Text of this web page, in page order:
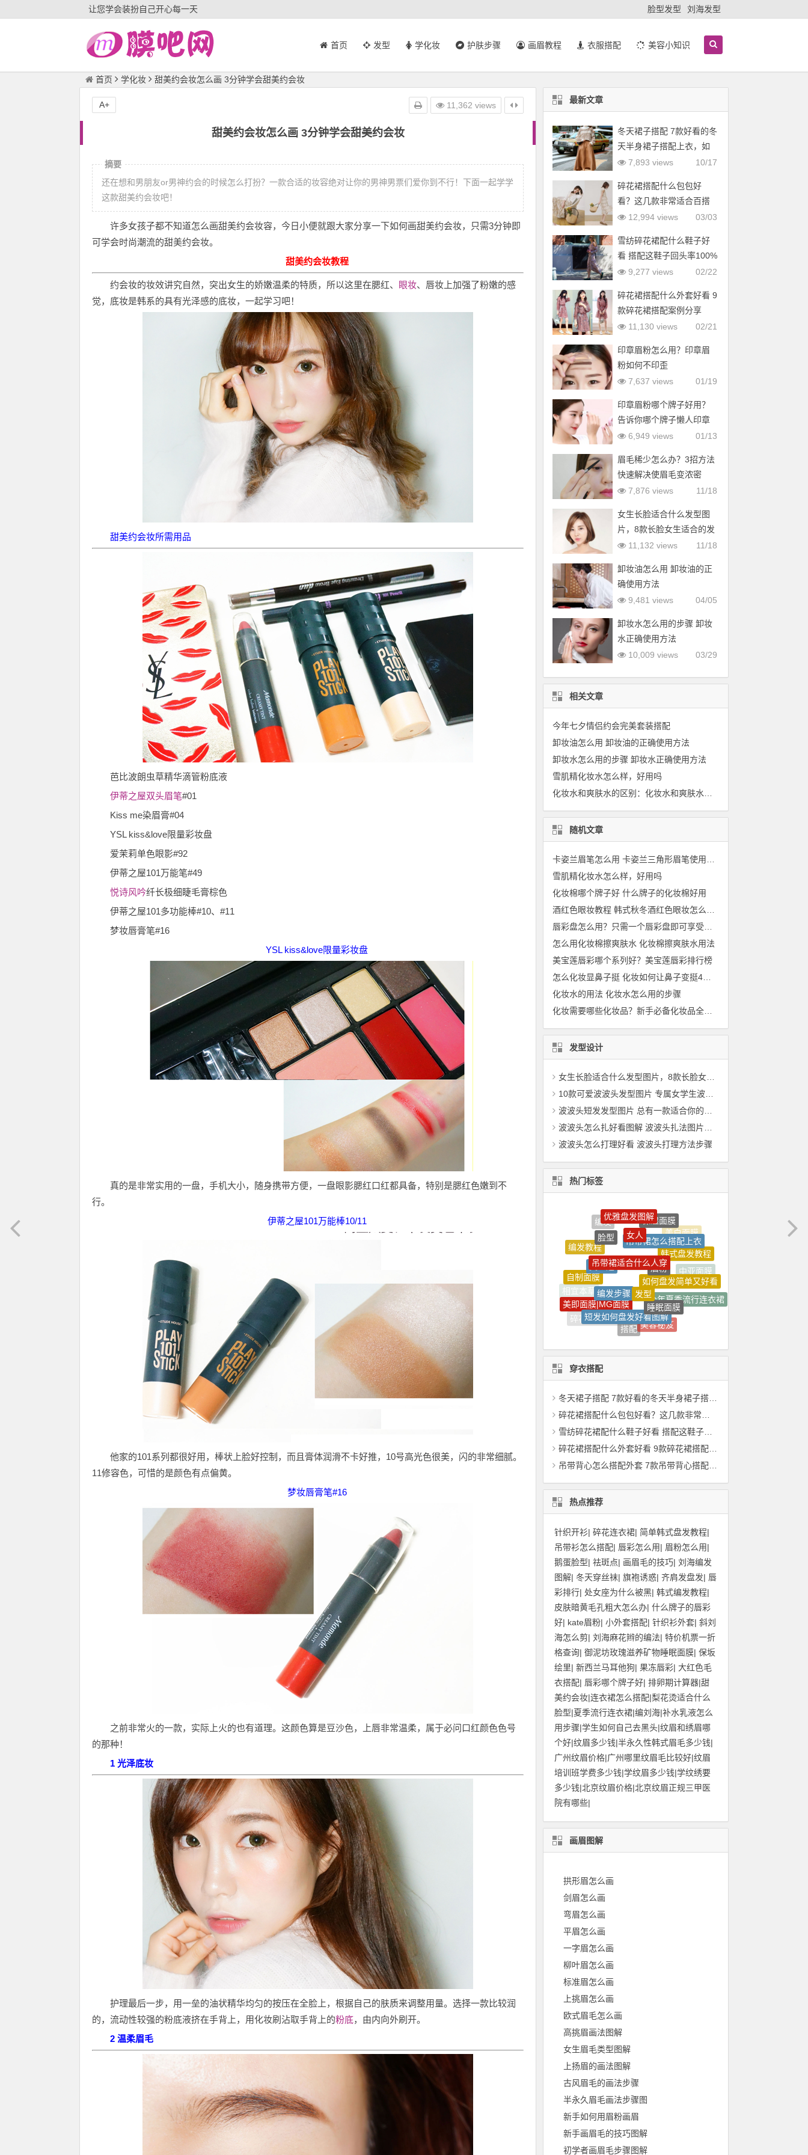
让您学会装扮自己开心每一天 脸型发型 刘海发型
首页 发型 学化妆 护肤步骤 画眉教程 衣服搭配 美容小知识
首页 学化妆 甜美约会妆怎么画 3分钟学会甜美约会妆
甜美约会妆怎么画 3分钟学会甜美约会妆
11,362 views
A+
摘要
还在想和男朋友or男神约会的时候怎么打扮？一款合适的妆容绝对让你的男神男票们爱你到不行！下面一起学学
这款甜美约会妆吧！
许多女孩子都不知道怎么画甜美约会妆容，今日小便就跟大家分享一下如何画甜美约会妆，只需3分钟即
可学会时尚潮流的甜美约会妆。
甜美约会妆教程
约会妆的妆效讲究自然，突出女生的娇嫩温柔的特质，所以这里在腮红、 眼妆、唇妆上加强了粉嫩的感
觉，底妆是韩系的具有光泽感的底妆，一起学习吧！
甜美约会妆所需用品
芭比波朗虫草精华滴管粉底液
伊蒂之屋双头眉笔#01
Kiss me染眉膏#04
YSL kiss&love限量彩妆盘
爱茉莉单色眼影#92
伊蒂之屋101万能笔#49
悦诗风吟纤长极细睫毛膏棕色
伊蒂之屋101多功能棒#10、#11
梦妆唇膏笔#16
YSL kiss&love限量彩妆盘
真的是非常实用的一盘，手机大小，随身携带方便，一盘眼影腮红口红都具备，特别是腮红色嫩到不
行。
伊蒂之屋101万能棒10/11
他家的101系列都很好用，棒状上脸好控制，而且膏体润滑不卡好推，10号高光色很美，闪的非常细腻。
11修容色，可惜的是颜色有点偏黄。
梦妆唇膏笔#16
之前非常火的一款，实际上火的也有道理。这颜色算是豆沙色，上唇非常温柔，属于必问口红颜色色号
的那种！
1 光泽底妆
护理最后一步，用一垒的油状精华均匀的按压在全脸上，根据自己的肤质来调整用量。选择一款比较润
的，流动性较强的粉底液挤在手背上，用化妆刷沾取手背上的粉底，由内向外刷开。
2 温柔眉毛
最新文章
冬天裙子搭配 7款好看的冬
天半身裙子搭配上衣，如
羽绒服
10/17
7,893 views
碎花裙搭配什么包包好
看？这几款非常适合百搭
03/03
12,994 views
雪纺碎花裙配什么鞋子好
看 搭配这鞋子回头率100%
02/22
9,277 views
碎花裙搭配什么外套好看 9
款碎花裙搭配案例分享
02/21
11,130 views
印章眉粉怎么用？印章眉
粉如何不印歪
01/19
7,637 views
印章眉粉哪个牌子好用？
告诉你哪个牌子懒人印章
眉粉好用
01/13
6,949 views
眉毛稀少怎么办？3招方法
快速解决使眉毛变浓密
11/18
7,876 views
女生长脸适合什么发型图
片，8款长脸女生适合的发
型
11/18
11,132 views
卸妆油怎么用 卸妆油的正
确使用方法
04/05
9,481 views
卸妆水怎么用的步骤 卸妆
水正确使用方法
03/29
10,009 views
相关文章
今年七夕情侣约会完美套装搭配
卸妆油怎么用 卸妆油的正确使用方法
卸妆水怎么用的步骤 卸妆水正确使用方法
雪肌精化妆水怎么样，好用吗
随机文章
雪肌精化妆水怎么样，好用吗
化妆棉哪个牌子好 什么牌子的化妆棉好用
怎么用化妆棉擦爽肤水 化妆棉擦爽肤水用法
美宝莲唇彩哪个系列好？美宝莲唇彩排行榜
化妆水的用法 化妆水怎么用的步骤
发型设计
女生长脸适合什么发型图片，8款长脸女生适合的发型
10款可爱波波头发型图片 专属女学生波波头发型
波波头短发发型图片 总有一款适合你的短发波波头
波波头怎么扎好看图解 波波头扎法图片大全
波波头怎么打理好看 波波头打理方法步骤
热门标签
脸型
女人
吊带裙怎么搭配上衣
韩式盘发教程
中亚面膜
化妆
男士美白面膜
连衣裙搭配
相宜本草
自制面膜
美宝莲
吊带裙适合什么人穿
眉粉
如何盘发简单又好看
今年夏季流行连衣裙
佰草集面膜
眉形与脸型的搭配
盘发技巧
碎花连衣裙搭配
美即面膜|MG面膜
编发步骤 发型
睡眠面膜
美容秘笈
搭配
短发如何盘发好看图解
穿衣搭配
冬天裙子搭配 7款好看的冬天半身裙子搭配上衣，如羽绒服
碎花裙搭配什么包包好看？这几款非常适合百搭
雪纺碎花裙配什么鞋子好看 搭配这鞋子回头率100%
碎花裙搭配什么外套好看 9款碎花裙搭配案例分享
吊带背心怎么搭配外套 7款吊带背心搭配外套图片
热点推荐
针织开衫|碎花连衣裙| 简单韩式盘发教程|
吊带衫怎么搭配| 唇彩怎么用| 眉粉怎么用|
鹅蛋脸型|祛斑点| 画眉毛的技巧|刘海编发
图解|冬天穿丝袜|旗袍诱惑|齐肩发盘发| 唇
彩排行| 处女座为什么被黑|韩式编发教程|
皮肤暗黄毛孔粗大怎么办|什么牌子的唇彩
好| kate眉粉|小外套搭配|针织衫外套|斜刘
海怎么剪|刘海麻花辫的编法|特价机票一折
格查询|御泥坊玫瑰滋养矿物睡眠面膜|保坂
绘里|新西兰马耳他狗|果冻唇彩|大红色毛
衣搭配| 唇彩哪个牌子好|排卵期计算器|甜
美约会妆|连衣裙怎么搭配|梨花烫适合什么
脸型|夏季流行连衣裙|编刘海|补水乳液怎么
用步骤|学生如何自己去黑头|纹眉和绣眉哪
个好|纹眉多少钱|半永久性韩式眉毛多少钱|
广州纹眉价格|广州哪里纹眉毛比较好|纹眉
培训班学费多少钱|学纹眉多少钱|学纹绣要
多少钱|北京纹眉价格|北京纹眉正规三甲医
院有哪些|
画眉图解
拱形眉怎么画
剑眉怎么画
弯眉怎么画
平眉怎么画
一字眉怎么画
柳叶眉怎么画
标准眉怎么画
上挑眉怎么画
欧式眉毛怎么画
高挑眉画法图解
女生眉毛类型图解
上扬眉的画法图解
古风眉毛的画法步骤
半永久眉毛画法步骤图
新手如何用眉粉画眉
新手画眉毛的技巧图解
初学者画眉毛步骤图解